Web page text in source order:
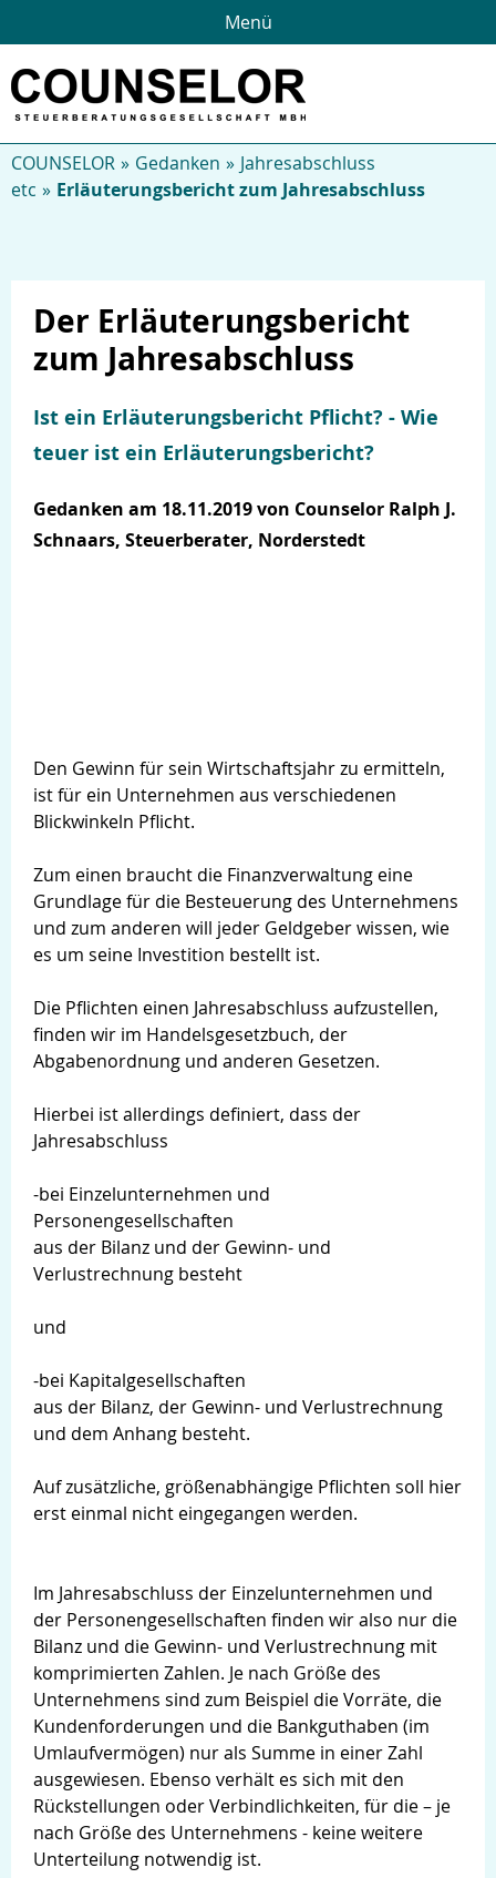
Menü
COUNSELOR Gedanken
Jahresabschluss
etc
Erläuterungsbericht zum Jahresabschluss
Der Erläuterungsbericht
zum Jahresabschluss
Ist ein Erläuterungsbericht Pflicht? - Wie
teuer ist ein Erläuterungsbericht?
Gedanken am 18.11.2019 von Counselor Ralph J.
Schnaars, Steuerberater, Norderstedt
Den Gewinn für sein Wirtschaftsjahr zu ermitteln,
ist für ein Unternehmen aus verschiedenen
Blickwinkeln Pflicht.
Zum einen braucht die Finanzverwaltung eine
Grundlage für die Besteuerung des Unternehmens
und zum anderen will jeder Geldgeber wissen, wie
es um seine Investition bestellt ist.
Die Pflichten einen Jahresabschluss aufzustellen,
finden wir im Handelsgesetzbuch, der
Abgabenordnung und anderen Gesetzen.
Hierbei ist allerdings definiert, dass der
Jahresabschluss
-bei Einzelunternehmen und
Personengesellschaften
aus der Bilanz und der Gewinn- und
Verlustrechnung besteht
und
-bei Kapitalgesellschaften
aus der Bilanz, der Gewinn- und Verlustrechnung
und dem Anhang besteht.
Auf zusätzliche, größenabhängige Pflichten soll hier
erst einmal nicht eingegangen werden.
Im Jahresabschluss der Einzelunternehmen und
der Personengesellschaften finden wir also nur die
Bilanz und die Gewinn- und Verlustrechnung mit
komprimierten Zahlen. Je nach Größe des
Unternehmens sind zum Beispiel die Vorräte, die
Kundenforderungen und die Bankguthaben (im
Umlaufvermögen) nur als Summe in einer Zahl
ausgewiesen. Ebenso verhält es sich mit den
Rückstellungen oder Verbindlichkeiten, für die – je
nach Größe des Unternehmens - keine weitere
Unterteilung notwendig ist.
Über uns
Login
Suche